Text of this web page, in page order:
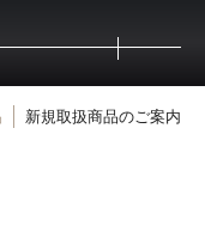
新規取扱商品のご案内